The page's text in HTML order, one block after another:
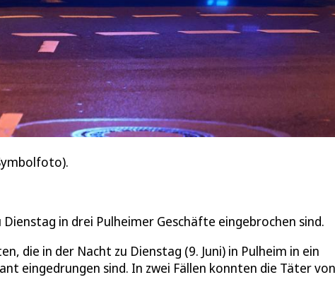
in drei Pulheimer Geschäfte eingebrochen sind.
die in der Nacht zu Dienstag (9. Juni) in Pulheim in ein
eingedrungen sind. In zwei Fällen konnten die Täter von